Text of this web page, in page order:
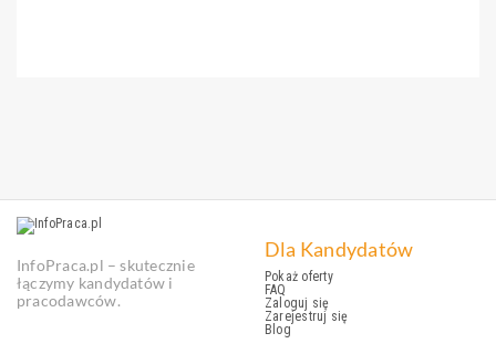
InfoPraca.pl – skutecznie
łączymy kandydatów i
pracodawców.
Dla Kandydatów
Pokaż oferty
FAQ
Zaloguj się
Zarejestruj się
Blog